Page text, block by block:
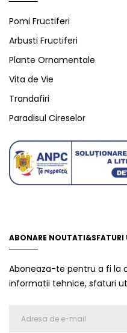
Pomi Fructiferi
Arbusti Fructiferi
Plante Ornamentale
Vita de Vie
Trandafiri
Paradisul Cireselor
ABONARE NOUTATI&SFATURI
Aboneaza-te pentru a fi la
informatii tehnice, sfaturi